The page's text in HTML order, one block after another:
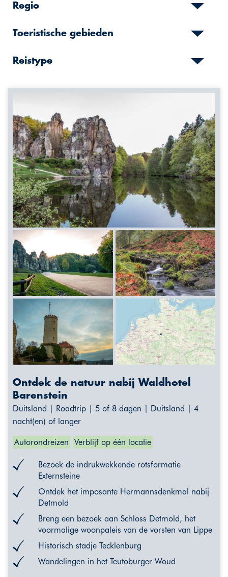
Regio
Toeristische gebieden
Reistype
Ontdek de natuur nabij Waldhotel
Barenstein
Duitsland | Roadtrip | 5 of 8 dagen | Duitsland | 4
nacht(en) of langer
Autorondreizen Verblijf op één locatie
Bezoek de indrukwekkende rotsformatie
Externsteine
Ontdek het imposante Hermannsdenkmal nabij
Detmold
Breng een bezoek aan Schloss Detmold, het
voormalige woonpaleis van de vorsten van Lippe
Historisch stadje Tecklenburg
Wandelingen in het Teutoburger Woud